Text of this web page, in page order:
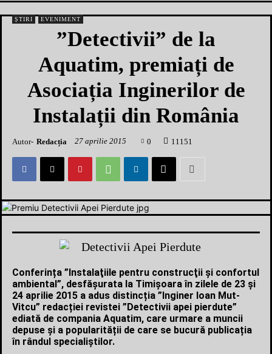
ȘTIRI EVENIMENT
”Detectivii” de la
Aquatim, premiați de
Asociația Inginerilor de
Instalații din România
Autor- Redacția 27 aprilie 2015 0 1 1151
Conferința ”Instalaţiile pentru construcţii şi confortul
ambiental”, desfășurata la Timișoara în zilele de 23 și
24 aprilie 2015 a adus distincția ”Inginer Ioan Mut-
Vitcu” redacției revistei ”Detectivii apei pierdute”
ediată de compania Aquatim, care urmare a muncii
depuse și a popularității de care se bucură publicația
în rândul specialiștilor.